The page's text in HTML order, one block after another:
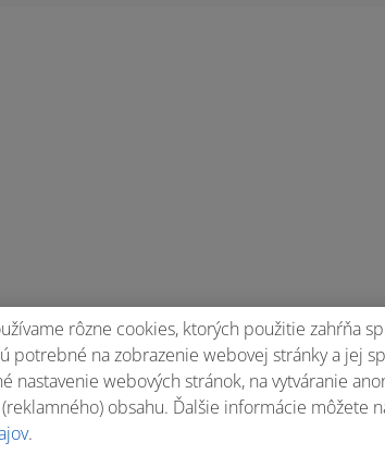
rôzne cookies, ktorých použitie zahŕňa
potrebné na zobrazenie webovej stránky a jej
nastavenie webových stránok, na vytváranie
obsahu. Ďalšie informácie môžete
.